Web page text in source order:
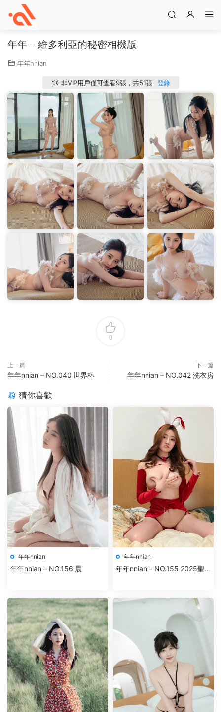
年年 – 維多利亞的秘密相機版
年年nnian
非VIP用戶僅可查看9張，共51張 登錄
0
上一篇
年年nnian – NO.040 世界杯
下一篇
年年nnian – NO.042 洗衣房
猜你喜歡
年年nnian
年年nnian – NO.156 晨
年年nnian
年年nnian – NO.155 2025聖